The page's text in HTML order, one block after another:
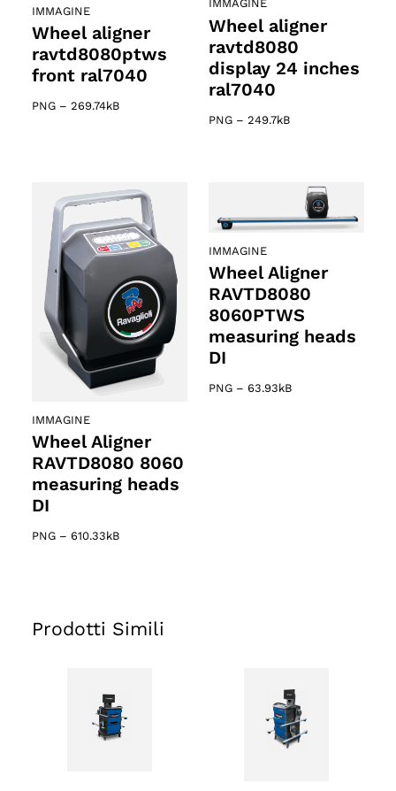
IMMAGINE
Wheel aligner
ravtd8080ptws
front ral7040
PNG – 269.74kB
IMMAGINE
Wheel aligner
ravtd8080
display 24 inches
ral7040
PNG – 249.7kB
IMMAGINE
Wheel Aligner
RAVTD8080 8060
measuring heads
DI
PNG – 610.33kB
IMMAGINE
Wheel Aligner
RAVTD8080
8060PTWS
measuring heads
DI
PNG – 63.93kB
Prodotti Simili